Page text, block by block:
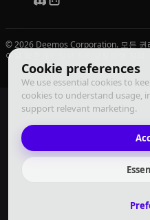
Cookie preferences
We use essential cookies to
cookies to understand usage,
support relevant marketing.
© 2026 Deemos Corporation. 모든 권
이용 약관